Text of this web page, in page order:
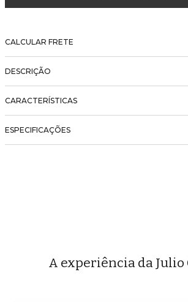
CALCULAR FRETE
DESCRIÇÃO
CARACTERÍSTICAS
ESPECIFICAÇÕES
A experiência da Julio